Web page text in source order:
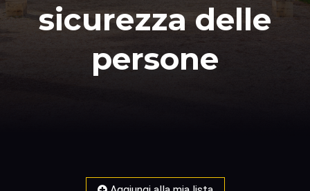
sicurezza delle
persone